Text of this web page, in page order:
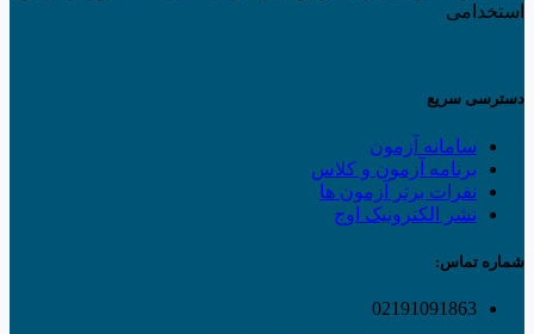
استخدامی
دسترسی سریع
سامانه آزمون
برنامه آزمون و کلاس
نفرات برتر آزمون ها
نشر الکترونیک اوج
شماره تماس:
02191091863